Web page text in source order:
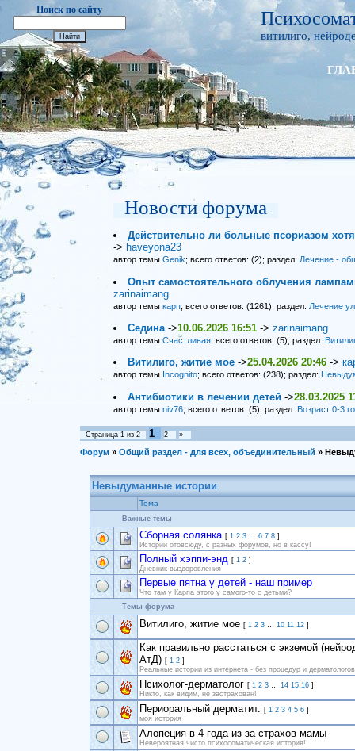
Поиск по сайту
витилиго,
Новости форума
Действительно ли больные псориазом
-> haveyona23
автор темы Genik; всего ответов: (2); раздел: Лечение -
Опыт самостоятельного облучения
zarinaimang
автор темы карп; всего ответов: (1261); раздел: Лечение
Седина ->10.06.2026 16:51 ->zarinaimang
автор темы Счастливая; всего ответов: (5); раздел:
Витилиго, житие мое ->25.04.2026 20:46 ->
автор темы Incognito; всего ответов: (238); раздел:
Антибиотики в лечении детей ->28.03.2025
автор темы niv76; всего ответов: (5); раздел: Возраст 0-3
Страница 1 из 2 1 2 »
Форум » Общий раздел - для всех, объединительный »
Невыдуманные истории
Тема
Важные темы
Сборная солянка [ 1 2 3 … 6 7 8 ]
Истории отовсюду, с разных форумов, но в кассу!
Полный хэппи-энд [ 1 2 ]
Дневник выздоровления
Первые пятна у детей - наш пример
Что там у Карпа этого у самого-то с детьми?
Темы форума
Витилиго, житие мое [ 1 2 3 … 10 11 12 ]
Как правильно расстаться с экземой
АтД) [ 1 2 ]
Реальные истории из интернета - без процедур и дерматологов
Психолог-дерматолог [ 1 2 3 … 14 15 16 ]
Никто, как видим, не застрахован!
Периоральный дерматит. [ 1 2 3 4 5 6 ]
моя история
Алопеция в 4 года из-за страхов мамы
Невероятная чисто психосоматическая история!